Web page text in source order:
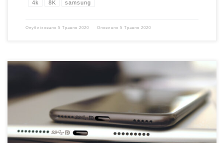
4k 8K samsung
Опубліковано 5 Травня 2020 Оновлено 5 Травня 2020
Организация VESA объявила о выходе нового обновленного
стандарта DisplayPort Alternate Mode (Alt Mode) 2.0. Теперь
DisplayPort 2.0 может быть встроен в USB4 (с использованием USB
Type-C) с поддержкой разрешения до 16K. Он имеет еще большую
полосу пропускания, чем HDMI 2.1. Стандарт DisplayPort 2.0 был